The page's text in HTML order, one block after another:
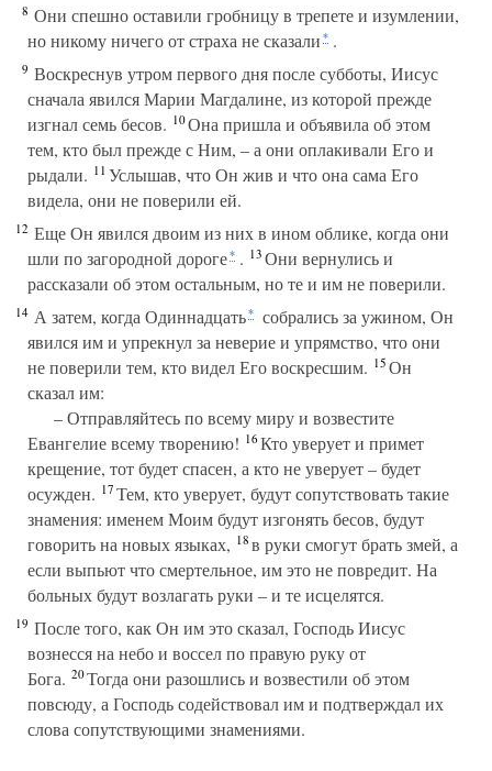
8 Они спешно оставили гробницу в трепете и изумлении,
но никому ничего от страха не сказали * .
9 Воскреснув утром первого дня после субботы, Иисус
сначала явился Марии Магдалине, из которой прежде
изгнал семь бесов. 10Она пришла и объявила об этом
тем, кто был прежде с Ним, – а они оплакивали Его и
рыдали. 11Услышав, что Он жив и что она сама Его
видела, они не поверили ей.
12 Еще Он явился двоим из них в ином облике, когда они
шли по загородной дороге* . 13Они вернулись и
рассказали об этом остальным, но те и им не поверили.
14 А затем, когда Одиннадцать*
собрались за ужином, Он
явился им и упрекнул за неверие и упрямство, что они
не поверили тем, кто видел Его воскресшим. 15Он
сказал им:
– Отправляйтесь по всему миру и возвестите
Евангелие всему творению! 16Кто уверует и примет
крещение, тот будет спасен, а кто не уверует – будет
осужден. 17Тем, кто уверует, будут сопутствовать такие
знамения: именем Моим будут изгонять бесов, будут
говорить на новых языках, 18в руки смогут брать змей, а
если выпьют что смертельное, им это не повредит. На
больных будут возлагать руки – и те исцелятся.
19 После того, как Он им это сказал, Господь Иисус
вознесся на небо и воссел по правую руку от
Бога. 20Тогда они разошлись и возвестили об этом
повсюду, а Господь содействовал им и подтверждал их
слова сопутствующими знамениями.